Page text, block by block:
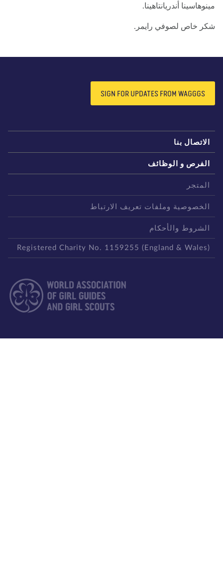
أندريانتاهينا.
خاص لصوفي رايمر.
SIGN FOR UPDATES FROM WAGGGS
بنا
و الوظائف
وملفات تعريف الارتباط
والأحكام
Registered Charity No. 1159255 (England &